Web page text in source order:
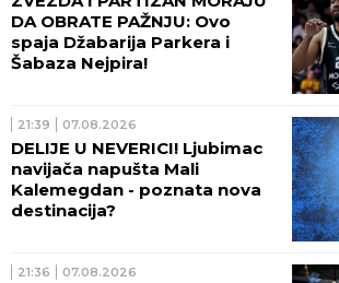
DA OBRATE PAŽNJU: Ovo
spaja Džabarija Parkera i
Šabaza Nejpira!
21:39 07.08.2026
DELIJE U NEVERICI! Ljubimac
navijača napušta Mali
Kalemegdan - poznata nova
destinacija?
21:36 07.08.2026